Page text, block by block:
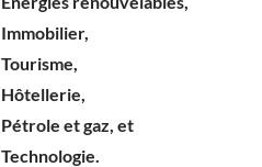
Immobilier,
Tourisme,
Hôtellerie,
Pétrole et gaz, et
Technologie.